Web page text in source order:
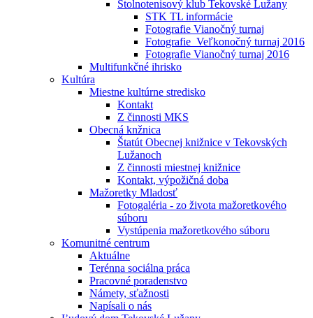
Stolnotenisový klub Tekovské Lužany
STK TL informácie
Fotografie Vianočný turnaj
Fotografie_Veľkonočný turnaj 2016
Fotografie Vianočný turnaj 2016
Multifunkčné ihrisko
Kultúra
Miestne kultúrne stredisko
Kontakt
Z činnosti MKS
Obecná knžnica
Štatút Obecnej knižnice v Tekovských
Lužanoch
Z činnosti miestnej knižnice
Kontakt, výpožičná doba
Mažoretky Mladosť
Fotogaléria - zo života mažoretkového
súboru
Vystúpenia mažoretkového súboru
Komunitné centrum
Aktuálne
Terénna sociálna práca
Pracovné poradenstvo
Námety, sťažnosti
Napísali o nás